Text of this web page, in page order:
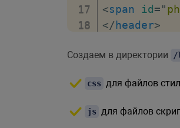
<span id="
</ header>
< h1>Lorem
Lorem
ut labore
Создаем в директории /
css для файлов
js для файлов